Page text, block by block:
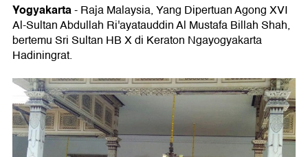
Yogyakarta- Raja Malaysia, Yang Dipertuan Agong XVI
Al-Sultan Abdullah Ri'ayatauddin Al Mustafa Billah Shah,
bertemu Sri Sultan HB X di Keraton Ngayogyakarta
Hadiningrat.